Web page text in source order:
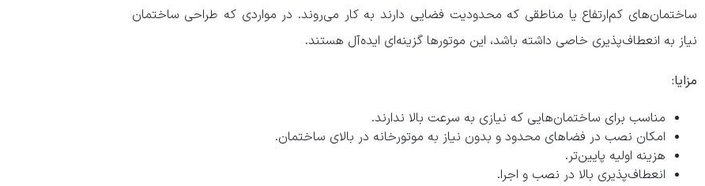
ساختمان‌های کم‌ارتفاع یا مناطقی که محدودیت فضایی دارند به کار می‌روند. در مواردی که طراحی ساختمان
نیاز به انعطاف‌پذیری خاصی داشته باشد، این موتورها گزینه‌ای ایده‌آل هستند.
مزایا:
مناسب برای ساختمان‌هایی که نیازی به سرعت بالا ندارند.
امکان نصب در فضاهای محدود و بدون نیاز به موتورخانه در بالای ساختمان.
هزینه اولیه پایین‌تر.
انعطاف‌پذیری بالا در نصب و اجرا.